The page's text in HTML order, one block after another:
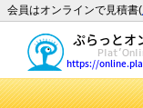
会員はオンラインで見積書(